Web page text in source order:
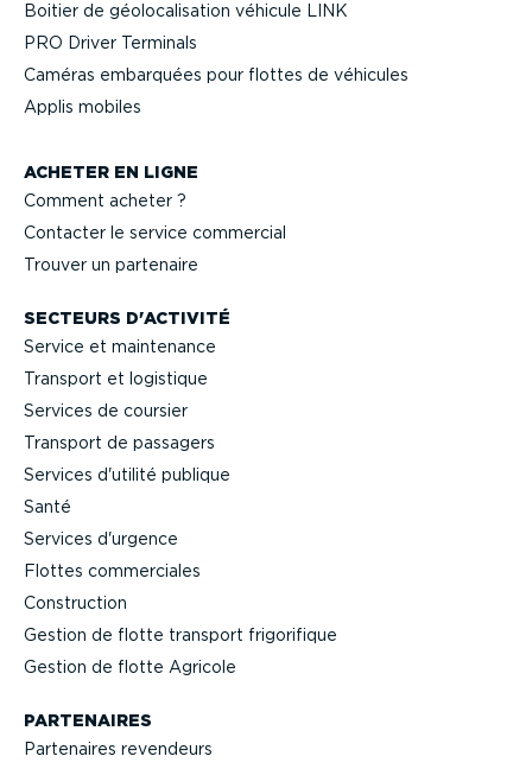
Boitier de géolo­ca­li­sation véhicule LINK
PRO Driver Terminals
Caméras embarquées pour flottes de véhicules
Applis mobiles
ACHETER EN LIGNE
Comment acheter ?
Contacter le service commercial
Trouver un partenaire
SECTEURS D'ACTIVITÉ
Service et maintenance
Transport et logistique
Services de coursier
Transport de passagers
Services d'utilité publique
Santé
Services d'urgence
Flottes commer­ciales
Construction
Gestion de flotte transport frigo­ri­fique
Gestion de flotte Agricole
PARTENAIRES
Partenaires revendeurs